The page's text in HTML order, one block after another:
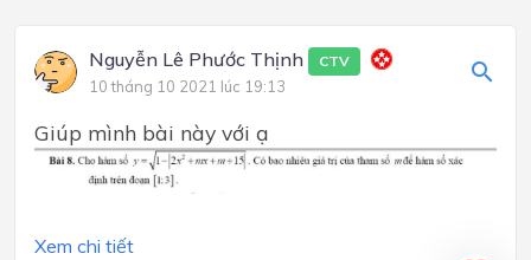
Nguyễn Lê Phước Thịnh CTV
10 tháng 10 2021 lúc 19:13
Giúp mình bài này với ạ
Xem chi tiết